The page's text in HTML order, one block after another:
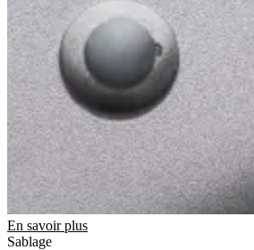
En savoir plus
Sablage